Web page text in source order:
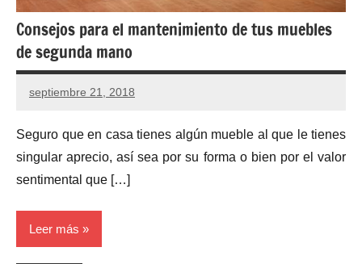
Consejos para el mantenimiento de tus muebles
de segunda mano
septiembre 21, 2018
Seguro que en casa tienes algún mueble al que le tienes
singular aprecio, así sea por su forma o bien por el valor
sentimental que […]
Leer más